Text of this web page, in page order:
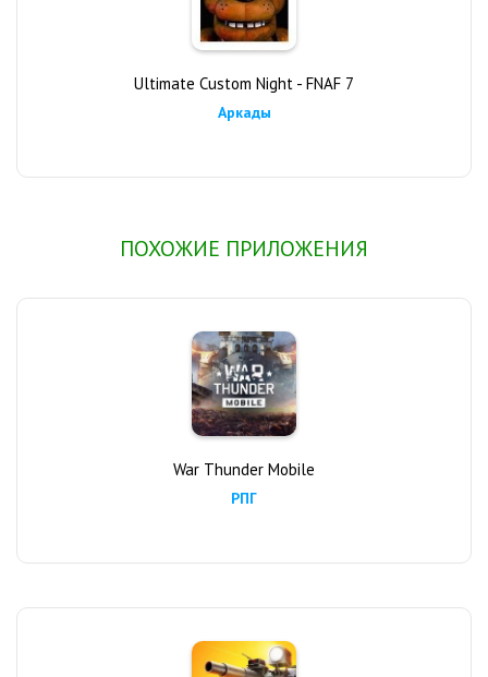
Ultimate Custom Night - FNAF 7
Аркады
ПОХОЖИЕ ПРИЛОЖЕНИЯ
War Thunder Mobile
РПГ